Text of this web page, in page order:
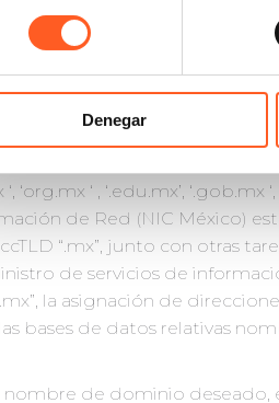
Denegar
puede solicitar el registro
nivel superior geográfico
en un dominio de
‘ , ‘.edu.mx’, ‘.gob.mx ‘,
de Red (NIC México)
“.mx”, junto con otras
de servicios de
la asignación de
bases de datos relativas
nombre de dominio deseado,